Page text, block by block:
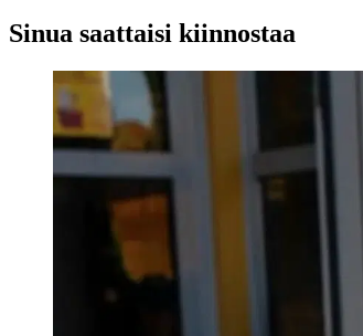
Sinua saattaisi kiinnostaa